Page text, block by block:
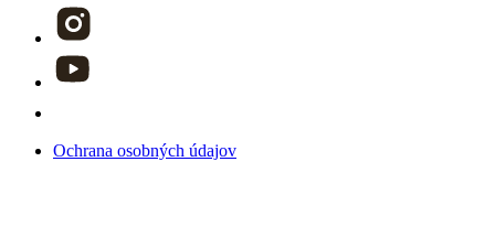
Ochrana osobných údajov